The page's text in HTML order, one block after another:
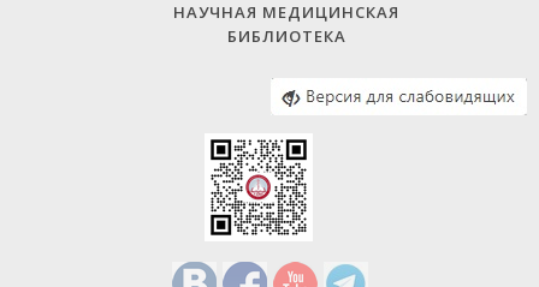
НАУЧНАЯ МЕДИЦИНСКАЯ
БИБЛИОТЕКА